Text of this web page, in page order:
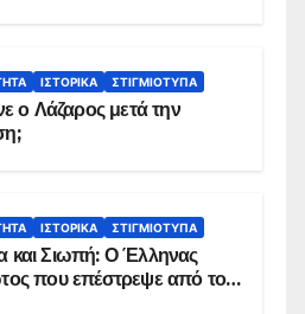
ΙΣΤΟΡΙΚΆ ΣΤΙΓΜΙΌΤΥΠΑ
ο Λάζαρος μετά την
ΙΣΤΟΡΙΚΆ ΣΤΙΓΜΙΌΤΥΠΑ
και Σιωπή: Ο Έλληνας
που επέστρεψε από το